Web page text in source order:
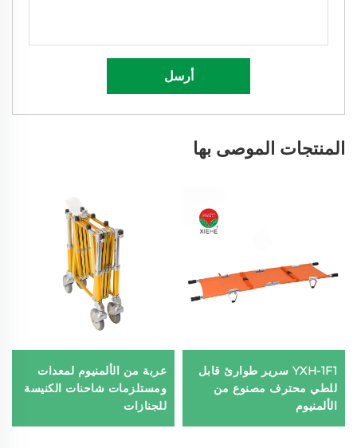
أرسل
المنتجات الموصى بها
YXH-1F1 سرير طوارئ قابل
للطي محترف مصنوع من
الألمنيوم
عربة من الألمنيوم لمعدات
ومستلزمات شاحنات الكنيسة
للجنازات